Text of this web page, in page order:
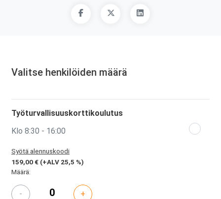
Valitse henkilöiden määrä
Työturvallisuuskorttikoulutus
Klo 8:30 - 16:00
Syötä alennuskoodi
159,00 € (+ALV 25,5 %)
Määrä:
- +